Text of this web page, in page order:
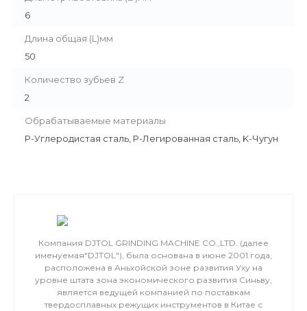
6
Длина общая (L)мм
50
Количество зубьев Z
2
Обрабатываемые материалы
P-Углеродистая сталь, P-Легированная сталь, K-Чугун
Компания DJTOL GRINDING MACHINE CO.,LTD. (далее
именуемая"DJTOL"), была основана в июне 2001 года,
расположена в Аньхойской зоне развития Уху на
уровне штата зона экономического развития Синьву,
является ведущей компанией по поставкам
твердосплавных режущих инструментов в Китае с